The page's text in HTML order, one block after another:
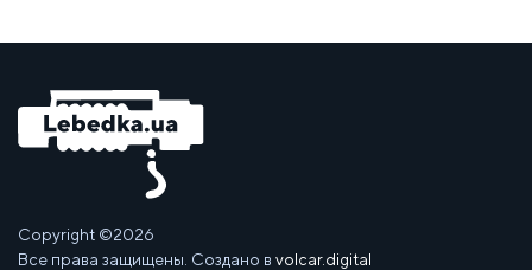
Copyright ©2026
Все права защищены. Создано в volcar.digital